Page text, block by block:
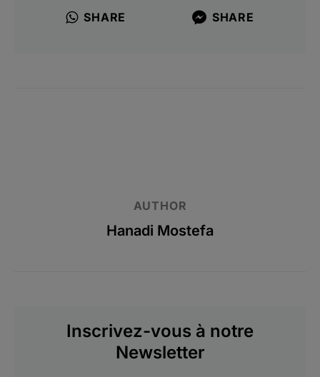
SHARE SHARE
AUTHOR
Hanadi Mostefa
Inscrivez-vous à notre
Newsletter